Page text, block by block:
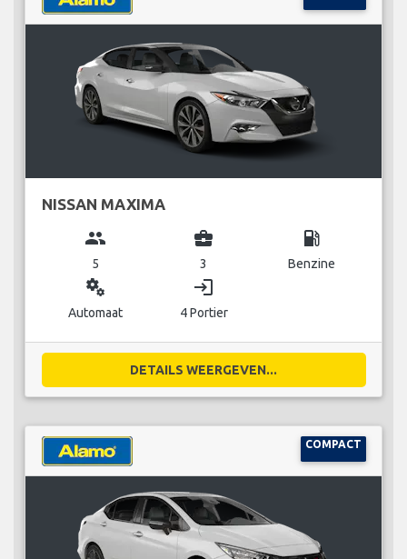
NISSAN MAXIMA
group
5
business_center
3
local_gas_station
Benzine
miscellaneous_services
Automaat
login
4 Portier
DETAILS WEERGEVEN...
COMPACT